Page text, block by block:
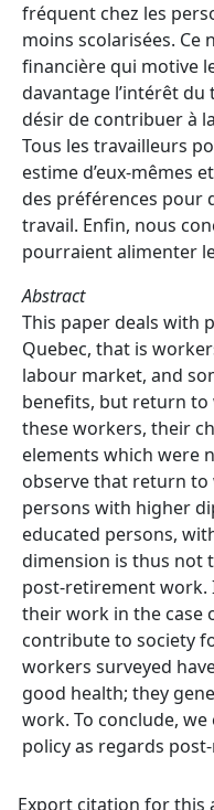
fréquent chez les
moins scolarisées. Ce
financière qui motive
davantage l’intérêt
désir de contribuer à
Tous les travailleurs
estime d’eux-mêmes
des préférences pour
travail. Enfin, nous
pourraient alimenter
Abstract
This paper deals with
Quebec, that is
labour market, and
benefits, but return
these workers, their
elements which were
observe that return
persons with higher
educated persons,
dimension is thus not
post-retirement
their work in the case
contribute to society
workers surveyed
good health; they
work. To conclude,
policy as regards
Export citation for this